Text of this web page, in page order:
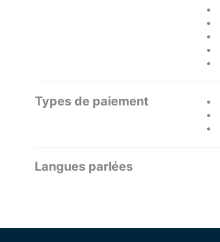
Types de paiement
Langues parlées